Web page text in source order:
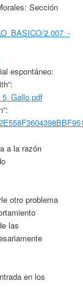
Sección
2.007_-
espontáneo:
a la razón
otro problema
las
en los